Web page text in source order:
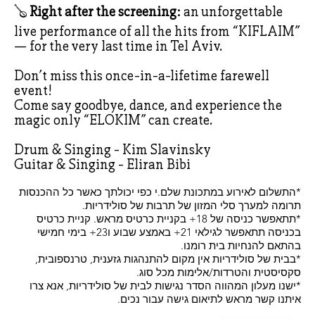
🪕 Right after the screening: an unforgettable
live performance of all the hits from “KIFLAIM”
— for the very last time in Tel Aviv.
Don’t miss this once-in-a-lifetime farewell
event!
Come say goodbye, dance, and experience the
magic only “ELOKIM” can create.
Drum & Singing - Kim Slavinsky
Guitar & Singing - Eliran Bibi
*התשלום לאירוע במתכונת שלם.י כפי יכולתך כאשר כל ההכנסות
תרומה למערך סלי המזון של תרבות של סולידריות.
*תתאפשר כניסה של 18+ בקניית כרטיס מראש. קניית כרטיס
בכניסה תתאפשר לגילאי 21+ באמצע שבוע ו23+ בימי חמישי
בהתאם להנחיות בית רומנו.
*בבית של סולידריות אין מקום להתנהגות גזענית, טרנספובית,
סקסיסטית והטרדות/אלימות מכל סוג.
*ישנו מעלון המהווה הסדר נגישות לבית של סולידריות, אנא צרו
איתנו קשר מראש לתיאום גישה עבור נכים.